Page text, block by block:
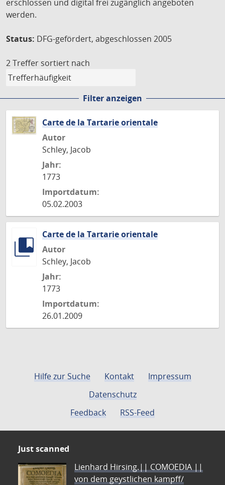
erschlossen und digital frei zugänglich angeboten
werden.
Status: DFG-gefördert, abgeschlossen 2005
2 Treffer sortiert nach
Filter anzeigen
Carte de la Tartarie orientale
Autor
Schley, Jacob
Jahr:
1773
Importdatum:
05.02.2003
Carte de la Tartarie orientale
Autor
Schley, Jacob
Jahr:
1773
Importdatum:
26.01.2009
Hilfe zur Suche Kontakt
Impressum
Datenschutz
Feedback
RSS-Feed
Just scanned
Lienhard Hirsing.|| COMOEDIA ||
von dem geystlichen kampff/